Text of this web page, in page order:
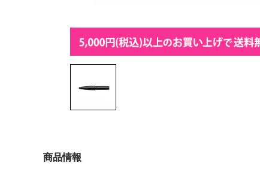
商品情報